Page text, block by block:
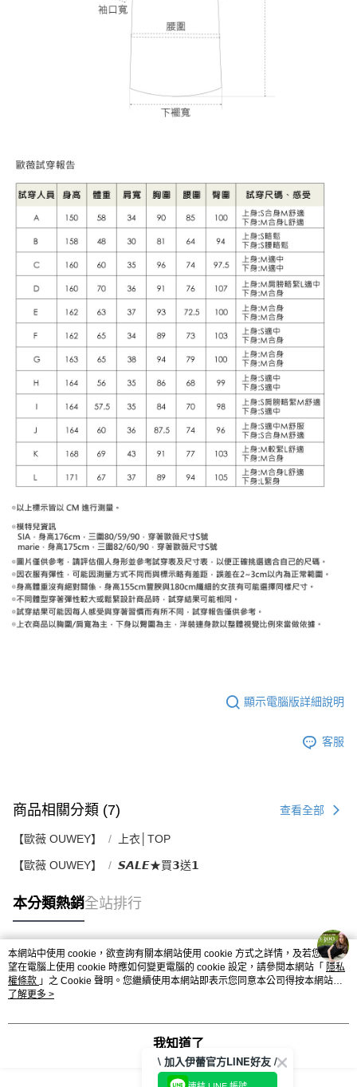
顯示電腦版詳細說明
客服
商品相關分類 (7) 查看全部
【歐薇 OUWEY】 上衣│TOP
【歐薇 OUWEY】 𝙎𝘼𝙇𝙀★買𝟯送𝟭
本分類熱銷全站排行
熱門標籤
本網站中使用 cookie，欲查詢有關本網站使用 cookie 方式之詳情，及若您不希
望在電腦上使用 cookie 時應如何變更電腦的 cookie 設定，請參閱本網站「 隱私
權條款 」之 Cookie 聲明。您繼續使用本網站即表示您同意本公司得按本網站使
用條款之 Cookie 聲明使用 cookie。
了解更多 >
我知道了
\ 加入伊蕾官方LINE好友 /